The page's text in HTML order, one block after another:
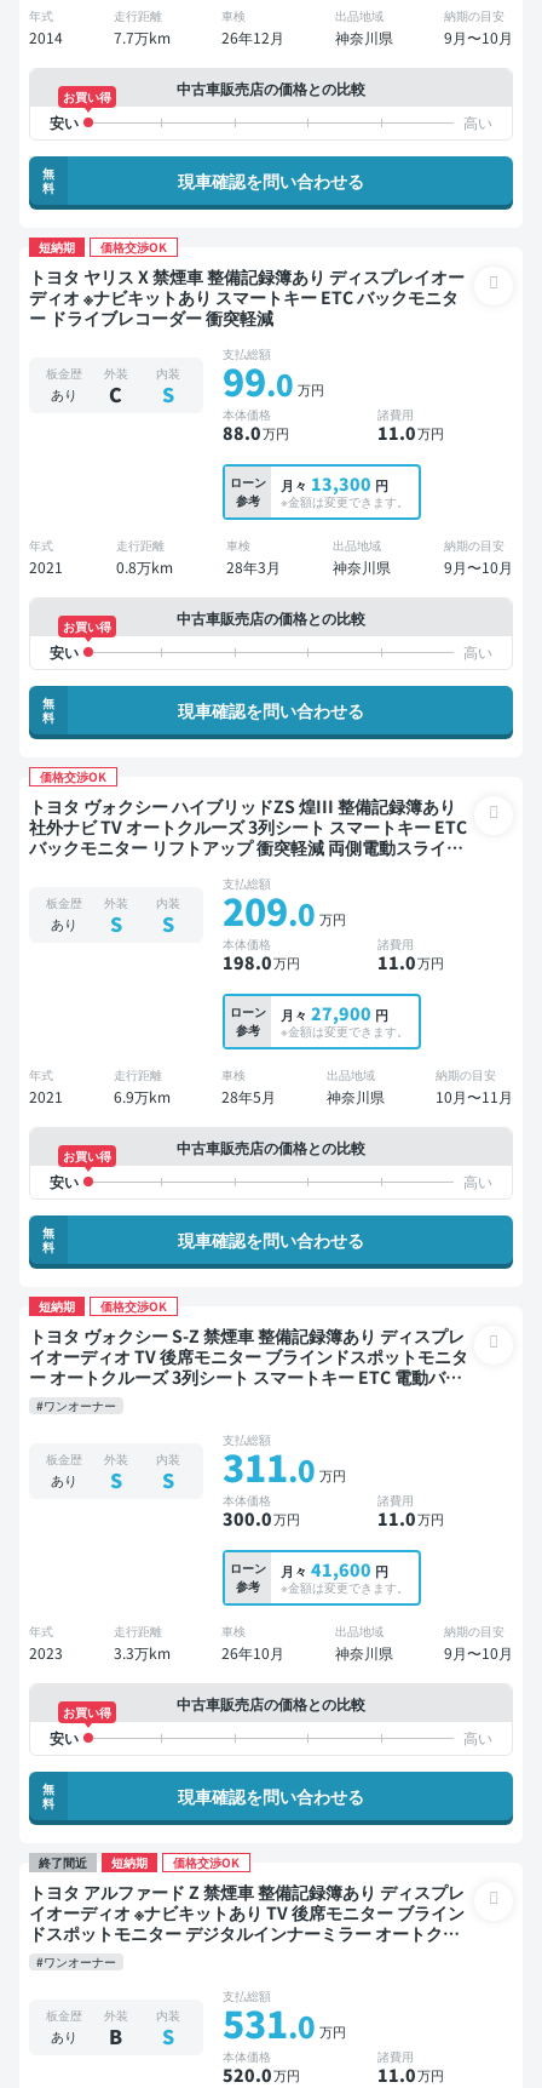
年式
2014
走行距離
7.7万km
車検
26年12月
出品地域
神奈川県
納期の目安
9月〜10月
中古車販売店の価格との比較
お買い得
無
料
現車確認を問い合わせる
短納期 価格交渉OK
トヨタ ヤリス X 禁煙車 整備記録簿あり ディスプレイオー
ディオ ※ナビキットあり スマートキー ETC バックモニタ
ー ドライブレコーダー 衝突軽減
板金歴
あり
外装
C
内装
S
支払総額
99.0 万円
本体価格
88.0万円
諸費用
11.0万円
ローン
参考
月々 13,300 円
※金額は変更できます。
年式
2021
走行距離
0.8万km
車検
28年3月
出品地域
神奈川県
納期の目安
9月〜10月
中古車販売店の価格との比較
お買い得
無
料
現車確認を問い合わせる
価格交渉OK
トヨタ ヴォクシー ハイブリッドZS 煌III 整備記録簿あり
社外ナビ TV オートクルーズ 3列シート スマートキー ETC
バックモニター リフトアップ 衝突軽減 両側電動スライド
板金歴
あり
外装
S
内装
S
支払総額
209.0 万円
本体価格
198.0万円
諸費用
11.0万円
ローン
参考
月々 27,900 円
※金額は変更できます。
年式
2021
走行距離
6.9万km
車検
28年5月
出品地域
神奈川県
納期の目安
10月〜11月
中古車販売店の価格との比較
お買い得
無
料
現車確認を問い合わせる
短納期 価格交渉OK
トヨタ ヴォクシー S-Z 禁煙車 整備記録簿あり ディスプレ
イオーディオ TV 後席モニター ブラインドスポットモニタ
ー オートクルーズ 3列シート スマートキー ETC 電動バッ
クドア バックモニター ドライブレコーダー 衝突軽減 両側
電動スライドドア 7人乗り
#ワンオーナー
板金歴
あり
外装
S
内装
S
支払総額
311.0 万円
本体価格
300.0万円
諸費用
11.0万円
ローン
参考
月々 41,600 円
※金額は変更できます。
年式
2023
走行距離
3.3万km
車検
26年10月
出品地域
神奈川県
納期の目安
9月〜10月
中古車販売店の価格との比較
お買い得
無
料
現車確認を問い合わせる
終了間近 短納期 価格交渉OK
トヨタ アルファード Z 禁煙車 整備記録簿あり ディスプレ
イオーディオ ※ナビキットあり TV 後席モニター ブライン
ドスポットモニター デジタルインナーミラー オートクル
ーズ 3列シート スマートキー ETC 電動バックドア バック
モニター 全方位カメラ ドライブレコーダー 衝突軽減 両側
電動スライドドア 7人乗り
#ワンオーナー
板金歴
あり
外装
B
内装
S
支払総額
531.0 万円
本体価格
520.0万円
諸費用
11.0万円